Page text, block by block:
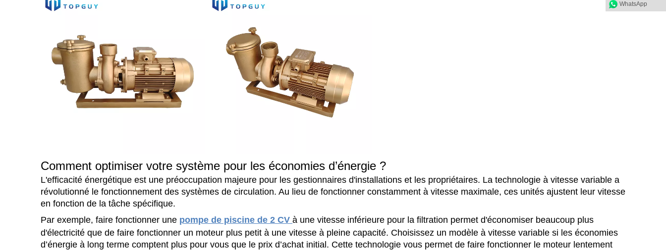
Comment optimiser votre système pour les économies d’énergie ?
L'efficacité énergétique est une préoccupation majeure pour les gestionnaires d'installations et les propriétaires. La technologie à vitesse variable a
révolutionné le fonctionnement des systèmes de circulation. Au lieu de fonctionner constamment à vitesse maximale, ces unités ajustent leur vitesse
en fonction de la tâche spécifique.
Par exemple, faire fonctionner une pompe de piscine de 2 CV à une vitesse inférieure pour la filtration permet d'économiser beaucoup plus
d'électricité que de faire fonctionner un moteur plus petit à une vitesse à pleine capacité. Choisissez un modèle à vitesse variable si les économies
d’énergie à long terme comptent plus pour vous que le prix d’achat initial. Cette technologie vous permet de faire fonctionner le moteur lentement
WhatsApp